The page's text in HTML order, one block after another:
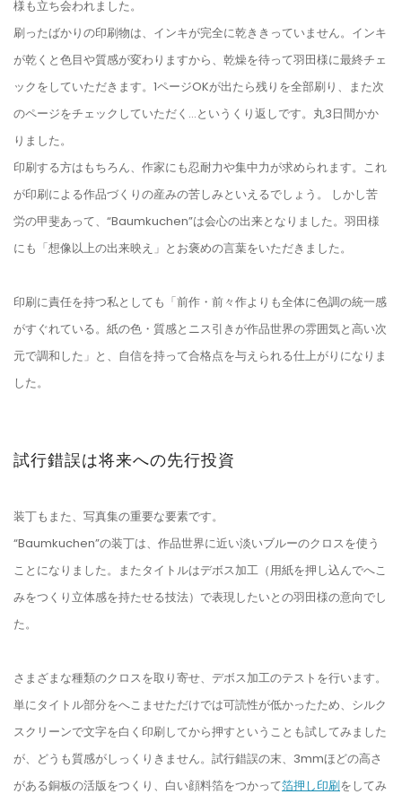
様も立ち会われました。
刷ったばかりの印刷物は、インキが完全に乾ききっていません。インキ
が乾くと色目や質感が変わりますから、乾燥を待って羽田様に最終チェ
ックをしていただきます。1ページOKが出たら残りを全部刷り、また次
のページをチェックしていただく…というくり返しです。丸3日間かか
りました。
印刷する方はもちろん、作家にも忍耐力や集中力が求められます。これ
が印刷による作品づくりの産みの苦しみといえるでしょう。 しかし苦
労の甲斐あって、“Baumkuchen”は会心の出来となりました。羽田様
にも「想像以上の出来映え」とお褒めの言葉をいただきました。
印刷に責任を持つ私としても「前作・前々作よりも全体に色調の統一感
がすぐれている。紙の色・質感とニス引きが作品世界の雰囲気と高い次
元で調和した」と、自信を持って合格点を与えられる仕上がりになりま
した。
試行錯誤は将来への先行投資
装丁もまた、写真集の重要な要素です。
“Baumkuchen”の装丁は、作品世界に近い淡いブルーのクロスを使う
ことになりました。またタイトルはデボス加工（用紙を押し込んでへこ
みをつくり立体感を持たせる技法）で表現したいとの羽田様の意向でし
た。
さまざまな種類のクロスを取り寄せ、デボス加工のテストを行います。
単にタイトル部分をへこませただけでは可読性が低かったため、シルク
スクリーンで文字を白く印刷してから押すということも試してみました
が、どうも質感がしっくりきません。試行錯誤の末、3mmほどの高さ
がある銅板の活版をつくり、白い顔料箔をつかって箔押し印刷をしてみ